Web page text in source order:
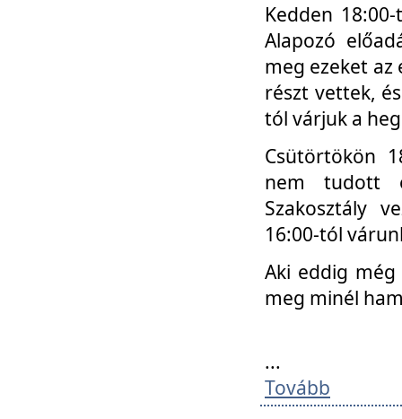
Kedden
Alapozó
meg ezeket
részt vettek,
tól várjuk a
Csütörtökön
nem tudott
Szakosztály
16:00-tól
Aki eddig
meg minél
...
Tovább